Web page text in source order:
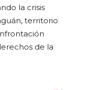
la crisis
territorio
de la